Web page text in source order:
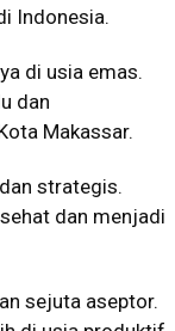
Indonesia.
di usia emas.
dan
Makassar.
strategis.
dan menjadi
sejuta aseptor.